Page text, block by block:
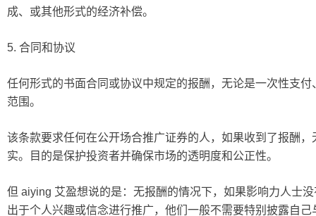
成、或其他形式的经济补偿。
5. 合同和协议
任何形式的书面合同或协议中规定的报酬，无论是一次性支
范围。
该条款要求任何在公开场合推广证券的人，如果收到了报酬
实。目的是保护投资者并确保市场的透明度和公正性。
但 aiying 艾盈想说的是：无报酬的情况下，如果影响力人士
出于个人兴趣或信念进行推广，他们一般不需要特别披露自